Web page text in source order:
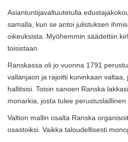
Asiantuntijavaltuutetulla
samalla, kun se antoi julistuksen
oikeuksista. Myöhemmin säädettiin
toisistaan.
Ranskassa oli jo vuonna 1791
vallanjaon ja rajoitti kuninkaan valtaa,
hallitsisi. Toisin sanoen Ranska
monarkia, josta tulee perustuslaillinen
Valtion mallin osalta Ranska
osastoiksi. Vaikka taloudellisesti